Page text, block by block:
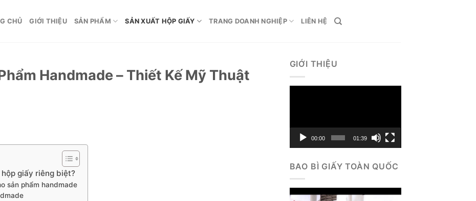
CHỦ GIỚI THIỆU SẢN PHẨM SẢN XUẤT HỘP GIẤY TRANG DOANH NGHIỆP LIÊN HỆ
Handmade – Thiết Kế Mỹ Thuật
giấy riêng biệt?
sản phẩm handmade
GIỚI THIỆU
00:00 01:39
BAO BÌ GIẤY TOÀN QUỐC